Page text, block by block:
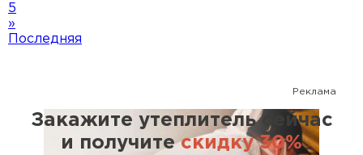
5
»
Последняя
Реклама
Закажите утеплитель сейчас
и получитескидку 30%